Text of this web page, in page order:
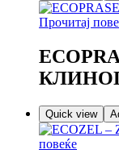
Прочитај
Quick view
повеќе